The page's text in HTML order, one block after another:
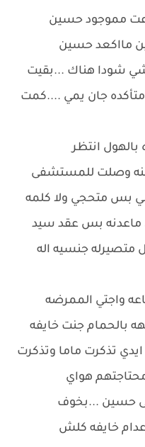
مموجود حسين
مااكعد حسين
شودا هناك ...بقيت
متأكده جان يمي ....كمت
بالهول انتظر
وصلت للمستشفى
بس متحجي ولا كلمه
ماعدنه بس عقد سيد
جنسيه اله
واجتي الممرضه
بالحمام جنت خايفه
تذكرت ماما وتذكرت
هواي
حسين ...بخوف
خايفه كلش